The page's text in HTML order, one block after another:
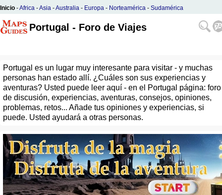
Inicio -Africa -Asia -Australia - Europa - Norteamérica - Sudamérica
Portugal - Foro de Viajes
Portugal es un lugar muy interesante para visitar - y muchas
personas han estado allí. ¿Cuáles son sus experiencias y
aventuras? Usted puede leer aquí - en el Portugal página: foro
de discusión, experiencias, aventuras, consejos, opiniones,
problemas, retos... Añade tus opiniones y experiencias, si
puede. Usted ayudará a otras personas.